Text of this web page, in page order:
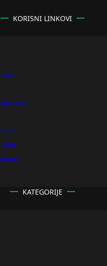
KORISNI LINKOVI
vesti
KATEGORIJE